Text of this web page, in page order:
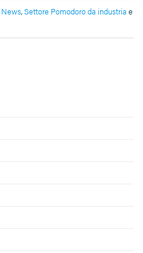
News,Settore Pomodoro da industria e